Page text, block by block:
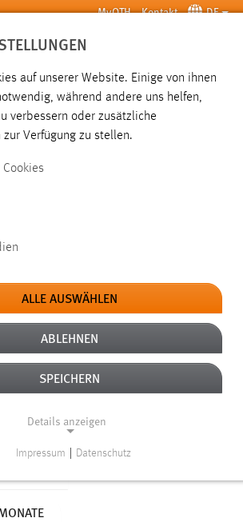
MyOTH Kontakt DE
SUCHE
JETZT BEWERBEN
auf unserer Website. Einige von ihnen
während andere uns helfen,
verbessern oder zusätzliche
Verfügung zu stellen.
ALLE AUSWÄHLEN
ABLEHNEN
SPEICHERN
Details anzeigen
sind für die einwandfreie Funktion der
Impressum Datenschutz